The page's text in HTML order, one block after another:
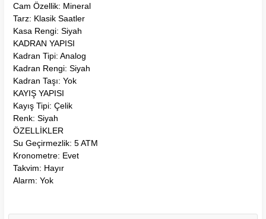
Cam Özellik: Mineral
Tarz: Klasik Saatler
Kasa Rengi: Siyah
KADRAN YAPISI
Kadran Tipi: Analog
Kadran Rengi: Siyah
Kadran Taşı: Yok
KAYIŞ YAPISI
Kayış Tipi: Çelik
Renk: Siyah
ÖZELLİKLER
Su Geçirmezlik: 5 ATM
Kronometre: Evet
Takvim: Hayır
Alarm: Yok